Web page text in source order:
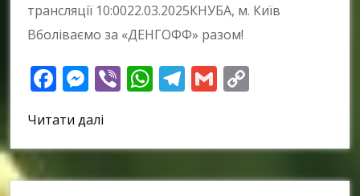
трансляції 10:0022.03.2025КНУБА, м. Київ
Вболіваємо за «ДЕНГОФФ» разом!
Facebook
Messenger
ViberWhatsApp
Telegram
Gmail
Читати далі